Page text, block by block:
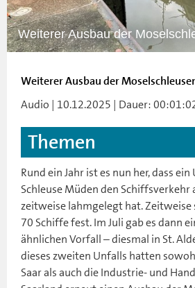
Weiterer Ausbau der
Weiterer Ausbau der
Audio | 10.12.2025 | Dauer: 00:01:02
Themen
Rund ein Jahr ist es nun her, dass
Schleuse Müden den Schiffsverkehr
zeitweise lahmgelegt hat. Zeitweise
70 Schiffe fest. Im Juli gab es dann
ähnlichen Vorfall – diesmal in St.
dieses zweiten Unfalls hatten
Saar als auch die Industrie- und